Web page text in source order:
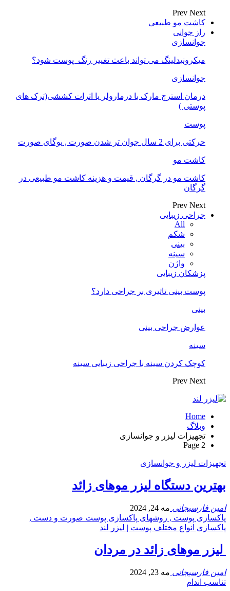
Prev Next
کاشت مو طبیعی
راز جوانی
جوانسازی
میکرونیدلینگ می تواند باعث تغییر رنگ ‍ پوست شود؟
جوانسازی
درمان استرچ مارک با درمارولر یا اثرات کششی(ترک های
پوستی )
پوست
حرکتی برای 2 سال جوان تر شدن صورت , یوگای صورت
کاشت مو
کاشت مو در گرگان , قیمت و هزینه کاشت مو طبیعی در
گرگان
Prev Next
جراحی زیبایی
All
شکم
بینی
سینه
واژن
پزشکان زیبایی
پوست بینی تاثیری بر جراحی دارد؟
بینی
عوارض جراحی بینی
سینه
کوچک کردن سینه با جراحی زیبایی سینه
Prev Next
Home
وبلاگ
تجهیزات لیزر و جوانسازی
Page 2
تجهیزات لیزر و جوانسازی
بهترین دستگاه لیزر موهای زائد
امین فارسیجانی مه 24, 2024
پاکسازی پوست , روشهای پاکسازی پوست صورت و دست ,
پاکسازی انواع مختلف پوست | لیزر لند
لیزر موهای زائد در مردان
امین فارسیجانی مه 23, 2024
تناسب اندام